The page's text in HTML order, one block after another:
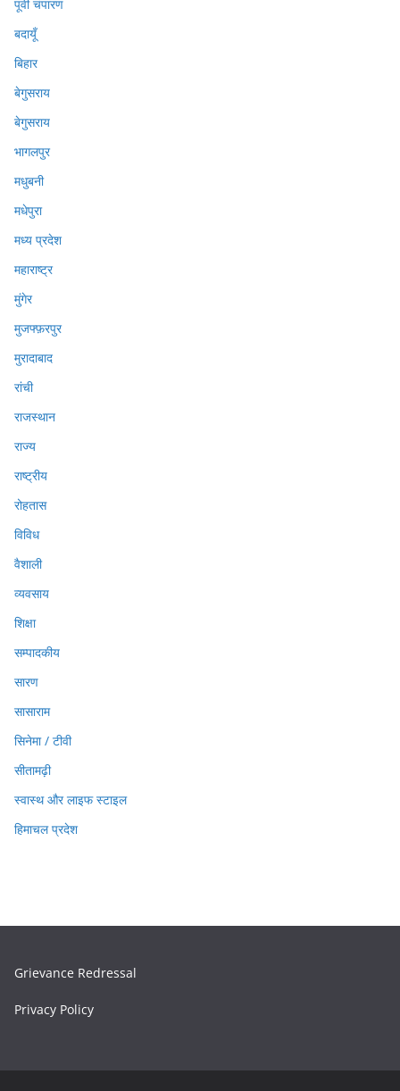
पूर्वी चंपारण
बदायूँ
बिहार
बेगुसराय
बेगुसराय
भागलपुर
मधुबनी
मधेपुरा
मध्य प्रदेश
महाराष्ट्र
मुंगेर
मुजफ्फ़रपुर
मुरादाबाद
रांची
राजस्थान
राज्य
राष्ट्रीय
रोहतास
विविध
वैशाली
व्यवसाय
शिक्षा
सम्पादकीय
सारण
सासाराम
सिनेमा / टीवी
सीतामढ़ी
स्वास्थ और लाइफ स्टाइल
हिमाचल प्रदेश
Grievance Redressal
Privacy Policy